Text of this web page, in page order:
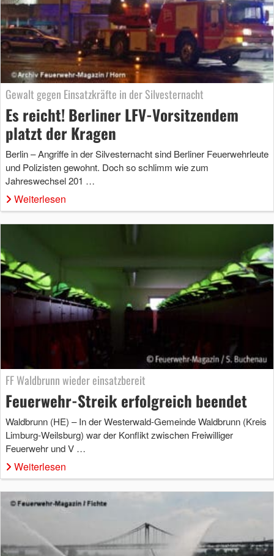
Gewalt gegen Einsatzkräfte in der Silvesternacht
Es reicht! Berliner LFV-Vorsitzendem
platzt der Kragen
Berlin – Angriffe in der Silvesternacht sind Berliner Feuerwehrleute
und Polizisten gewohnt. Doch so schlimm wie zum
Jahreswechsel 201 …
Weiterlesen
FF Waldbrunn wieder einsatzbereit
Feuerwehr-Streik erfolgreich beendet
Waldbrunn (HE) – In der Westerwald-Gemeinde Waldbrunn (Kreis
Limburg-Weilsburg) war der Konflikt zwischen Freiwilliger
Feuerwehr und V …
Weiterlesen